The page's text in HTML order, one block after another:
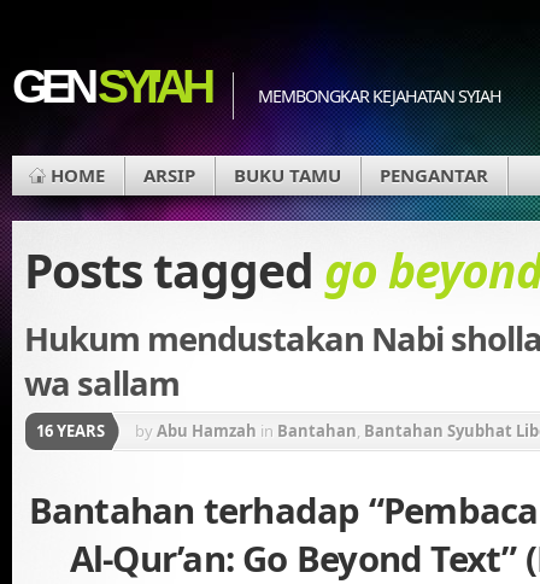
GENSYI'AH MEMBONGKAR KEJAHATAN SYIAH
HOME ARSIP BUKU TAMU PENGANTAR
Posts tagged go
Hukum mendustakan Nabi
wa sallam
16 YEARS byAbu Hamzah in Bantahan, Bantahan Syubhat
Bantahan terhadap
Al-Qur’an: Go Beyond Text”